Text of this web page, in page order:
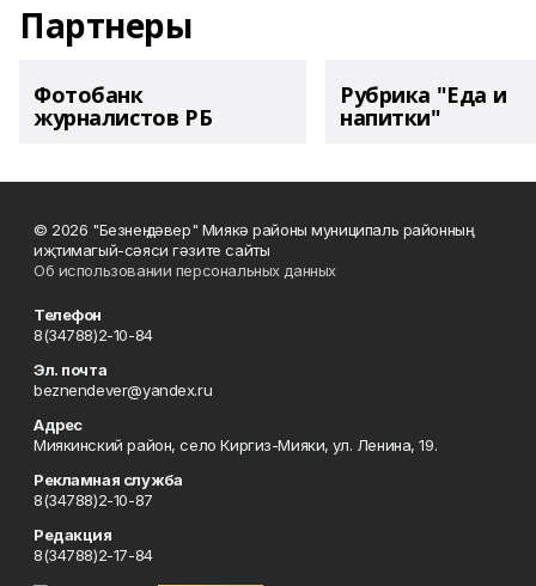
Партнеры
Фотобанк
журналистов РБ
Рубрика "Еда и
напитки"
© 2026 "Безнең дәвер" Миякә районы муниципаль районның
иҗтимагый-сәяси гәзите сайты
Об использовании персональных данных
Телефон
8(34788)2-10-84
Эл. почта
beznendever@yandex.ru
Адрес
Миякинский район, село Киргиз-Мияки, ул. Ленина, 19.
Рекламная служба
8(34788)2-10-87
Редакция
8(34788)2-17-84